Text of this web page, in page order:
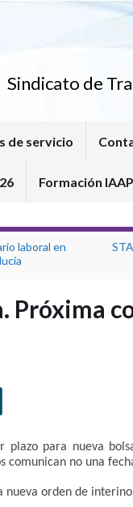
Sindicato de
de servicio
Formación IAAP
laboral en
Próxima
plazo para nueva
comunican no una
nueva orden de